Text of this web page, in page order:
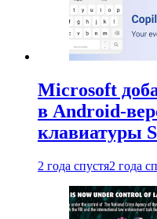
Microsoft
в Android-
клавиатуры
2 года спустя2 года